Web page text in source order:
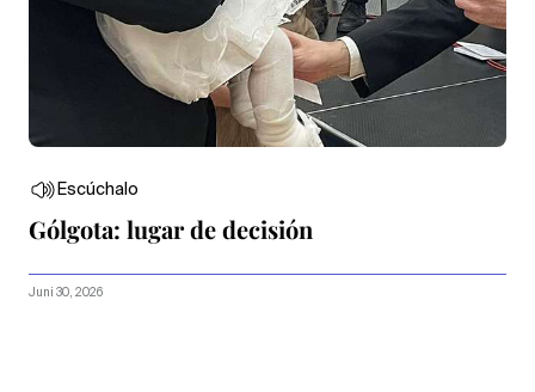
Escúchalo
Gólgota: lugar de decisión
Juni 30, 2026